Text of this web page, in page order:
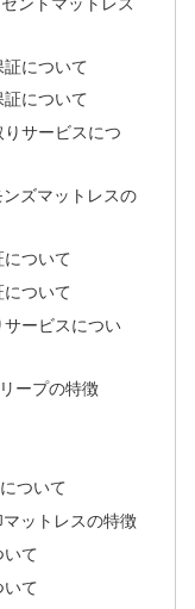
について
について
サービスにつ
ズマットレスの
ついて
ついて
ービスについ
ープの特徴
ついて
ットレスの特徴
いて
いて